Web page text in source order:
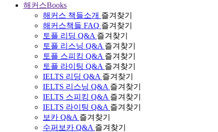
해커스Books
해커스 책들소개 즐겨찾기
해커스책들 FAQ 즐겨찾기
토플 리딩 Q&A 즐겨찾기
토플 리스닝 Q&A 즐겨찾기
토플 스피킹 Q&A 즐겨찾기
토플 라이팅 Q&A 즐겨찾기
IELTS 리딩 Q&A 즐겨찾기
IELTS 리스닝 Q&A 즐겨찾기
IELTS 스피킹 Q&A 즐겨찾기
IELTS 라이팅 Q&A 즐겨찾기
보카 Q&A 즐겨찾기
수퍼보카 Q&A 즐겨찾기